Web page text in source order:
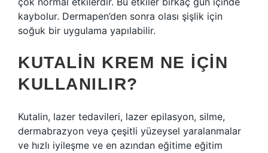
kaybolur. Dermapen’den sonra olası şişlik için
soğuk bir uygulama yapılabilir.
KUTALIN KREM NE IÇIN
KULLANILIR?
Kutalin, lazer tedavileri, lazer epilasyon, silme,
dermabrazyon veya çeşitli yüzeysel yaralanmalar
ve hızlı iyileşme ve en azından eğitime eğitim